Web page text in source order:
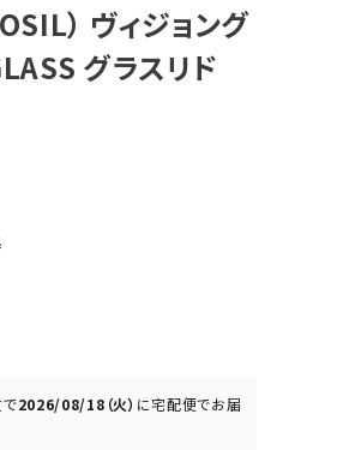
） ヴィジョング
グラスリド
2026/08/18（火） に宅配便でお届